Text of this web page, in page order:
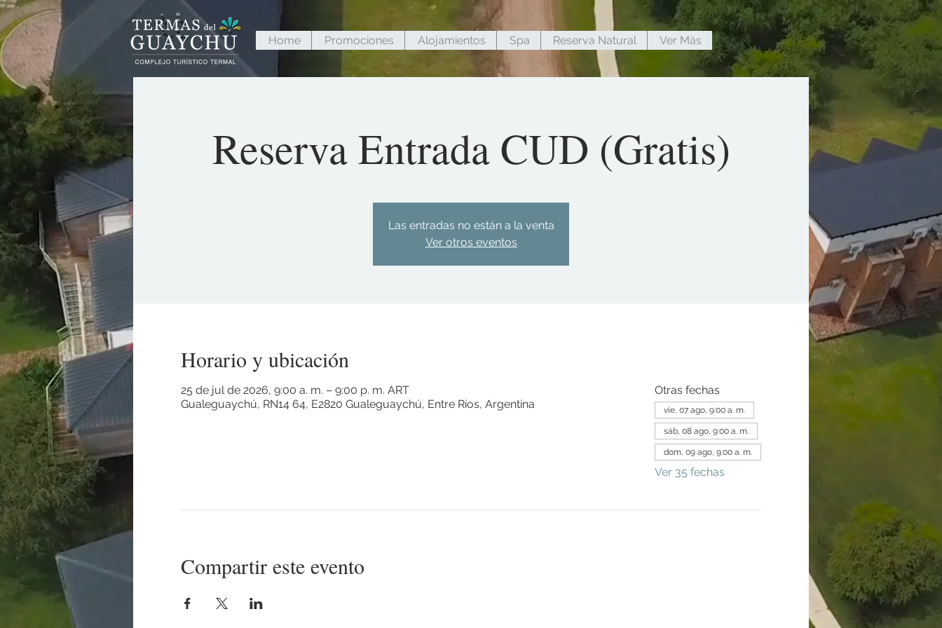
Home Promociones Alojamientos Spa Reserva Natural Ver Más
Reserva Entrada CUD (Gratis)
Las entradas no están a la venta
Ver otros eventos
Horario y ubicación
25 de jul de 2026, 9:00 a. m. – 9:00 p. m. ART
Gualeguaychú, RN14 64, E2820 Gualeguaychú, Entre Ríos, Argentina
Otras fechas
vie, 07 ago, 9:00 a. m.
sáb, 08 ago, 9:00 a. m.
dom, 09 ago, 9:00 a. m.
Ver 35 fechas
Compartir este evento